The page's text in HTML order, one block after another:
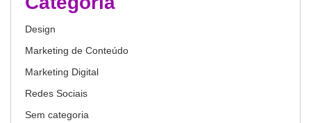
Design
Marketing de Conteúdo
Marketing Digital
Redes Sociais
Sem categoria